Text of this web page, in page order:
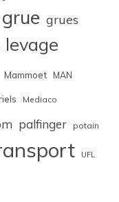
grue grues
levage
Mammoet MAN
Mediaco
palfinger potain
UFL